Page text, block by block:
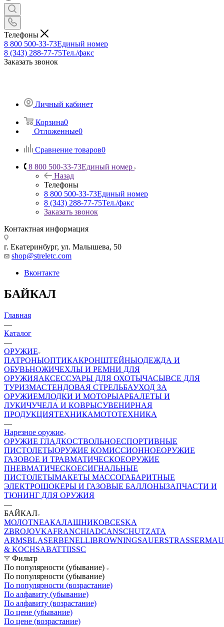
Телефоны
8 800 500-33-73Единый номер
8 (343) 288-77-75Тел./факс
Заказать звонок
Личный кабинет
Корзина0
Отложенные0
Сравнение товаров0
8 800 500-33-73Единый номер
Назад
Телефоны
8 800 500-33-73Единый номер
8 (343) 288-77-75Тел./факс
Заказать звонок
Контактная информация
г. Екатеринбург, ул. Малышева, 50
shop@streletc.com
Вконтакте
БАЙКАЛ
Главная
—
Каталог
—
ОРУЖИЕ
ПАТРОНЫОПТИКАКРОНШТЕЙНЫОДЕЖДА И
ОБУВЬНОЖИЧЕХЛЫ И РЕМНИ ДЛЯ
ОРУЖИЯАКСЕССУАРЫ ДЛЯ ОХОТЫЧАСЫВСЕ ДЛЯ
ТУРИЗМАСТЕНДОВАЯ СТРЕЛЬБАУХОД ЗА
ОРУЖИЕМЛОДКИ И МОТОРЫАРБАЛЕТЫ И
ЛУКИЧУЧЕЛА И КОВРЫСУВЕНИРНАЯ
ПРОДУКЦИЯТЕХНИКАМОТОТЕХНИКА
—
Нарезное оружие
ОРУЖИЕ ГЛАДКОСТВОЛЬНОЕСПОРТИВНЫЕ
ПИСТОЛЕТЫОРУЖИЕ КОМИССИОННОЕОРУЖИЕ
ГАЗОВОЕ И ТРАВМАТИЧЕСКОЕОРУЖИЕ
ПНЕВМАТИЧЕСКОЕСИГНАЛЬНЫЕ
ПИСТОЛЕТЫМАКЕТЫ МАССОГАБАРИТНЫЕ
ЭЛЕКТРОШОКЕРЫ И ГАЗОВЫЕ БАЛЛОНЫЗАПЧАСТИ И
ТЮНИНГ ДЛЯ ОРУЖИЯ
—
БАЙКАЛ
МОЛОТNEAКАЛАШНИКОВCESKA
ZBROJOVKAFRANCHIADCANSCHUTZATA
ARMSBLASERBENELLIBROWNINGSAUERSTRASSER
& KOCHSABATTIISSC
Фильтр
По популярности (убывание)
По популярности (убывание)
По популярности (возрастание)
По алфавиту (убывание)
По алфавиту (возрастание)
По цене (убывание)
По цене (возрастание)